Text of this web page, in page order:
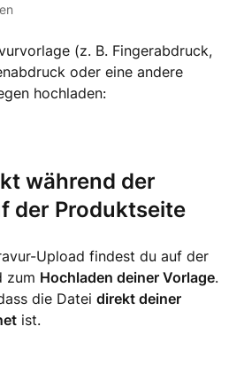
(z. B. Fingerabdruck,
oder eine andere
hochladen:
während der
der Produktseite
Upload findest du auf der
zum Hochladen deiner Vorlage.
die Datei direkt deiner
ist.